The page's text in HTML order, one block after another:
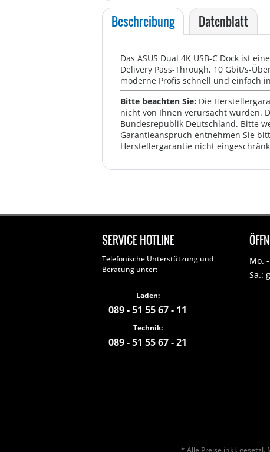
Beschreibung Datenblatt
Das ASUS Dual 4K USB-C Dock ist
Delivery Pass-Through, 10 Gbit/s-
moderne Profis schnell und einfach
Bitte beachten Sie: Die
nicht von Ihnen verursacht wurden.
Bundesrepublik Deutschland. Bitte
Garantieanspruch entnehmen Sie
Herstellergarantie nicht
SERVICE HOTLINE
Telefonische Unterstützung und
Beratung unter:
Laden:
089 - 51 55 67 - 11
Technik:
089 - 51 55 67 - 21
Mo.
Sa.: